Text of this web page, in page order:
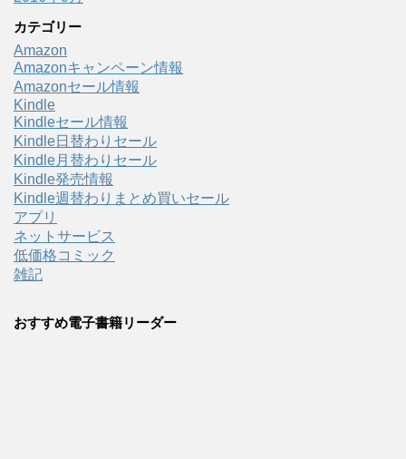
カテゴリー
Amazon
Amazonキャンペーン情報
Amazonセール情報
Kindle
Kindleセール情報
Kindle日替わりセール
Kindle月替わりセール
Kindle発売情報
Kindle週替わりまとめ買いセール
アプリ
ネットサービス
低価格コミック
雑記
おすすめ電子書籍リーダー